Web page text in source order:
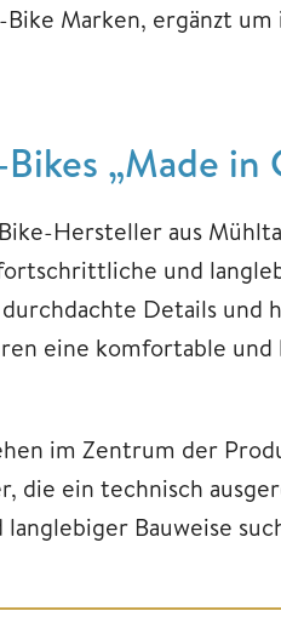
Marken, ergänzt
„Made in
Hersteller aus
und
Details und
eine komfortable
im Zentrum der
die ein technisch
Bauweise